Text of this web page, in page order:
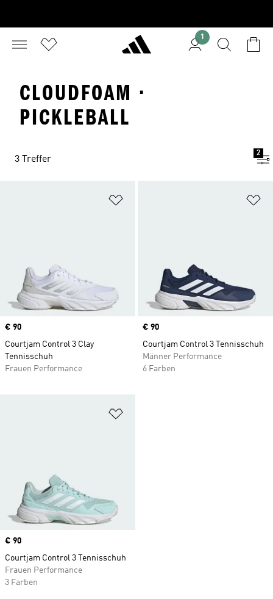
1
CLOUDFOAM ·
PICKLEBALL
3 Treffer
2
Price
€ 90
Courtjam Control 3 Clay
Tennisschuh
Frauen Performance
Price
€ 90
Courtjam Control 3 Tennisschuh
Männer Performance
6 Farben
Price
€ 90
Courtjam Control 3 Tennisschuh
Frauen Performance
3 Farben